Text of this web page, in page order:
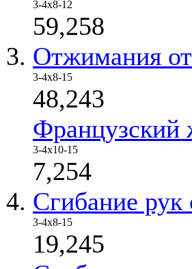
3-4х8-12
59,258
Отжимания
3-4х8-15
48,243
Французский
3-4х10-15
7,254
Сгибание рук
3-4х8-15
19,245